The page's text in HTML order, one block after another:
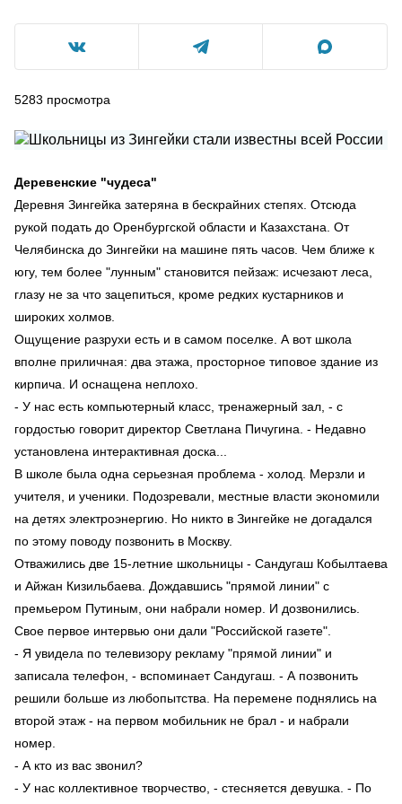
5283 просмотра
Деревенские "чудеса"
Деревня Зингейка затеряна в бескрайних степях. Отсюда
рукой подать до Оренбургской области и Казахстана. От
Челябинска до Зингейки на машине пять часов. Чем ближе к
югу, тем более "лунным" становится пейзаж: исчезают леса,
глазу не за что зацепиться, кроме редких кустарников и
широких холмов.
Ощущение разрухи есть и в самом поселке. А вот школа
вполне приличная: два этажа, просторное типовое здание из
кирпича. И оснащена неплохо.
- У нас есть компьютерный класс, тренажерный зал, - с
гордостью говорит директор Светлана Пичугина. - Недавно
установлена интерактивная доска...
В школе была одна серьезная проблема - холод. Мерзли и
учителя, и ученики. Подозревали, местные власти экономили
на детях электроэнергию. Но никто в Зингейке не догадался
по этому поводу позвонить в Москву.
Отважились две 15-летние школьницы - Сандугаш Кобылтаева
и Айжан Кизильбаева. Дождавшись "прямой линии" с
премьером Путиным, они набрали номер. И дозвонились.
Свое первое интервью они дали "Российской газете".
- Я увидела по телевизору рекламу "прямой линии" и
записала телефон, - вспоминает Сандугаш. - А позвонить
решили больше из любопытства. На перемене поднялись на
второй этаж - на первом мобильник не брал - и набрали
номер.
- А кто из вас звонил?
- У нас коллективное творчество, - стесняется девушка. - По